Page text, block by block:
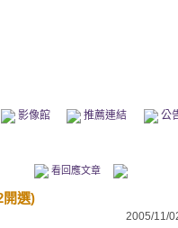
影像館 推薦連結 公
看回應文章
開選)
2005/11/